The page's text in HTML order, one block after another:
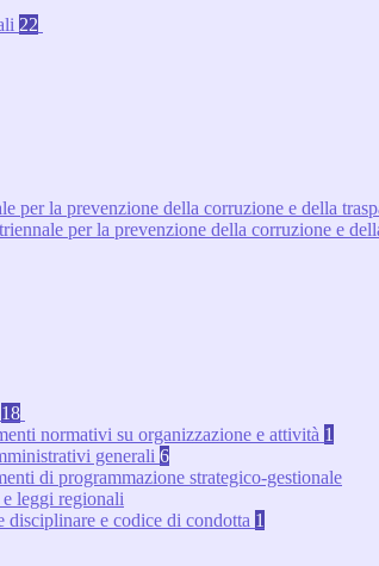
22
per la prevenzione della corruzione e della
per la prevenzione della corruzione e
18
normativi su organizzazione e attività 1
generali 6
di programmazione strategico-gestionale
e leggi regionali
disciplinare e codice di condotta 1